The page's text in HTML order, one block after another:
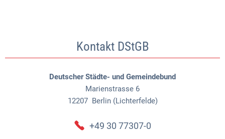
Kontakt DStGB
Deutscher Städte- und Gemeindebund
Marienstrasse 6
12207 Berlin (Lichterfelde)
+49 30 77307-0